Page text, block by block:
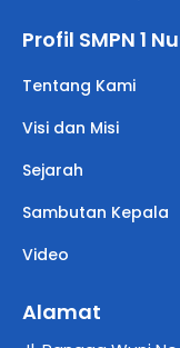
Profil SMPN 1
Tentang Kami
Visi dan Misi
Sejarah
Sambutan Kepala
Video
Alamat